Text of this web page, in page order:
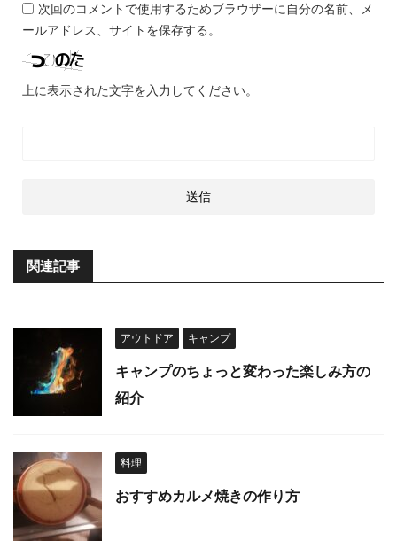
次回のコメントで使用するためブラウザーに自分の名前、メ
ールアドレス、サイトを保存する。
上に表示された文字を入力してください。
関連記事
アウトドア キャンプ
キャンプのちょっと変わった楽しみ方の
紹介
料理
おすすめカルメ焼きの作り方